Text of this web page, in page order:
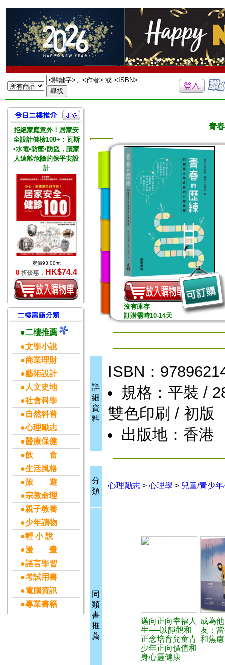
拒絕家庭意外！居家安
全設計健檢100+：瓦斯
•水電•防墜•防盜，讓家
人遠離危險的保平安設
計
定價93.00元
8 折優惠： HK$74.4
●二樓推薦
●文學小說
●商業理財
●藝術設計
●人文史地
●社會科學
●自然科普
●心理勵志
●醫療保健
●飲 食
●生活風格
●旅 遊
●宗教命理
●親子教養
●少年讀物
●輕 小 說
●漫 畫
●語言學習
●考試用書
●電腦資訊
●專業書籍
青
沒有庫存
訂購需時10-14天
詳
細
資
料
ISBN：
規格：平裝 /
雙色印刷 / 初版
出版地：香港
分
類
心理勵志 > 心理學 > 兒童/青少
同
類
書
推
薦
邁向正向幸福人
生──以靜觀和
正念培育兒童青
少年正向價值和
身心靈健康
成為
友：
和焦慮